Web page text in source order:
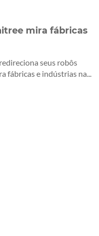
mira fábricas
seus robôs
fábricas e indústrias na...